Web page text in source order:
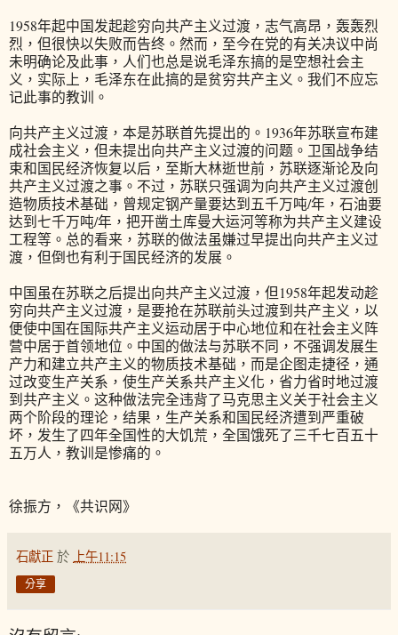
1958年起中国发起趁穷向共产主义过渡，志气高昂，轰轰烈
烈，但很快以失败而告终。然而，至今在党的有关决议中尚
未明确论及此事，人们也总是说毛泽东搞的是空想社会主
义，实际上，毛泽东在此搞的是贫穷共产主义。我们不应忘
记此事的教训。
向共产主义过渡，本是苏联首先提出的。1936年苏联宣布建
成社会主义，但未提出向共产主义过渡的问题。卫国战争结
束和国民经济恢复以后，至斯大林逝世前，苏联逐渐论及向
共产主义过渡之事。不过，苏联只强调为向共产主义过渡创
造物质技术基础，曾规定钢产量要达到五千万吨/年，石油要
达到七千万吨/年，把开凿土库曼大运河等称为共产主义建设
工程等。总的看来，苏联的做法虽嫌过早提出向共产主义过
渡，但倒也有利于国民经济的发展。
中国虽在苏联之后提出向共产主义过渡，但1958年起发动趁
穷向共产主义过渡，是要抢在苏联前头过渡到共产主义，以
便使中国在国际共产主义运动居于中心地位和在社会主义阵
营中居于首领地位。中国的做法与苏联不同，不强调发展生
产力和建立共产主义的物质技术基础，而是企图走捷径，通
过改变生产关系，使生产关系共产主义化，省力省时地过渡
到共产主义。这种做法完全违背了马克思主义关于社会主义
两个阶段的理论，结果，生产关系和国民经济遭到严重破
坏，发生了四年全国性的大饥荒，全国饿死了三千七百五十
五万人，教训是惨痛的。
徐振方，《共识网》
石獻正 於 上午11:15
分享